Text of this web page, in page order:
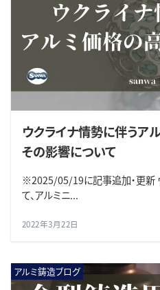
ウクライナ情勢に伴うア
その影響について
※2025/05/19に記事追加・更新
て、アルミニ...
2022年3月22日
アルミ鋳造ブログ